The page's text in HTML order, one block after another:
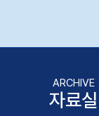
ARCHIVE
자료실